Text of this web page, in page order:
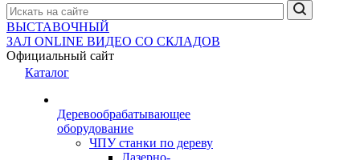
ВЫСТАВОЧНЫЙ
ЗАЛ ONLINE ВИДЕО СО СКЛАДОВ
Официальный сайт
Каталог
Деревообрабатывающее
оборудование
ЧПУ станки по дереву
Лазерно-